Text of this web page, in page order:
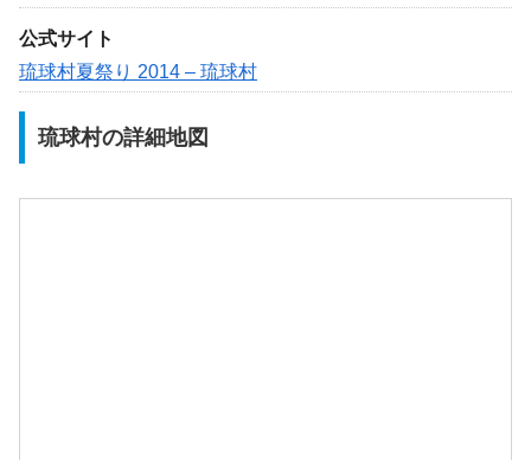
公式サイト
琉球村夏祭り 2014 – 琉球村
琉球村の詳細地図